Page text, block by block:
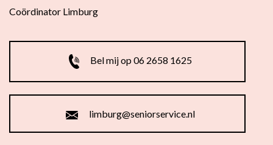
Coördinator Limburg
Bel mij op 06 2658 1625
limburg@seniorservice.nl